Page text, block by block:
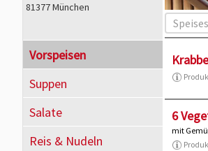
81377 München
Vorspeisen
Suppen
Salate
Reis & Nudeln
6
mit